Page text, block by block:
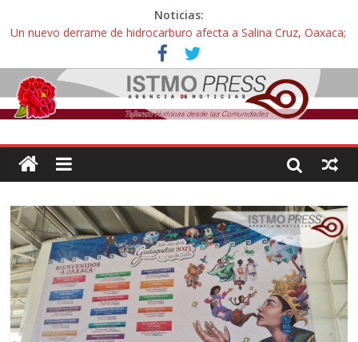
Noticias:
Un nuevo derrame de hidrocarburo afecta a Salina Cruz, Oaxaca;
ahora pescadores de Salinas del Marqués denuncian daños de
Pemex
Ángel, el joven autista expulsado por la Universidad Bienestar de
Ixtepec, Oaxaca vuelve a las aulas tras amparo
Familiares de periodista Alejandro Leyva se reúnen con titular de
intelectuales de su asesinato
Alertan pescadores de Juchitán, Oaxaca de nuevo despojo de su
Pescadores y comuneros ikoots detienen la extracción ilegal de
material pétreo de gravera Oyamel